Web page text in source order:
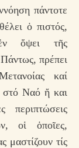
πάντοτε
ὁ πιστός,
ὄψει τῆς
πρέπει
καί
στό Ναό ἤ και
οἱ ὁποῖες,
μαστίζουν τίς